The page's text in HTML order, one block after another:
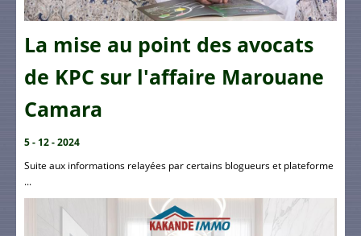
La mise au point des avocats
de KPC sur l'affaire Marouane
Camara
5 - 12 - 2024
Suite aux informations relayées par certains blogueurs et plateforme
...